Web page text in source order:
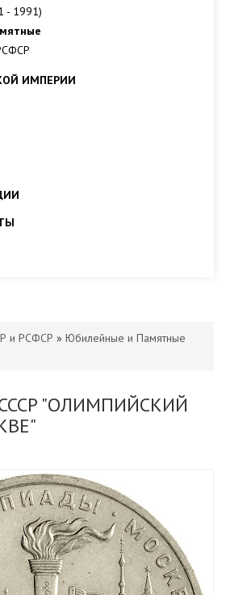
- 1991)
ИМПЕРИИ
и РСФСР » Юбилейные и Памятные
"ОЛИМПИЙСКИЙ